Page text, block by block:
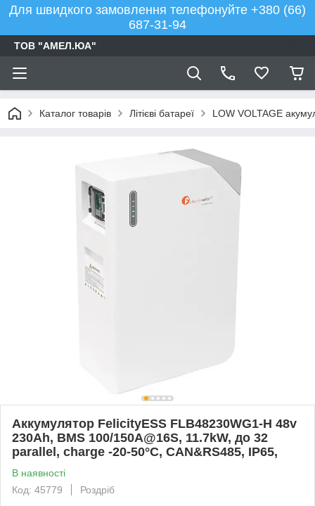
Для швидкого замовлення телефонуйте +380 (66)
687-31-94
ТОВ "АМЕЛ.ЮА"
Каталог товарів Літієві батареї LOW VOLTAGE
Аккумулятор FelicityESS FLB48230WG1-H 48v
230Ah, BMS 100/150A@16S, 11.7kW, до 32
parallel, charge -20-50°C, CAN&RS485, IP65,
В наявності
Код: 45779
Роздріб